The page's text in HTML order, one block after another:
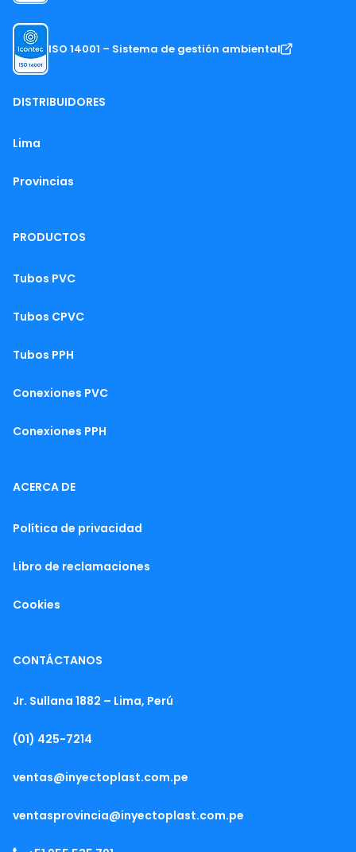
ISO 14001 – Sistema de gestión ambiental
DISTRIBUIDORES
Lima
Provincias
PRODUCTOS
Tubos PVC
Tubos CPVC
Tubos PPH
Conexiones PVC
Conexiones PPH
ACERCA DE
Política de privacidad
Libro de reclamaciones
Cookies
CONTÁCTANOS
Jr. Sullana 1882 – Lima, Perú
(01) 425-7214
ventas@inyectoplast.com.pe
ventasprovincia@inyectoplast.com.pe